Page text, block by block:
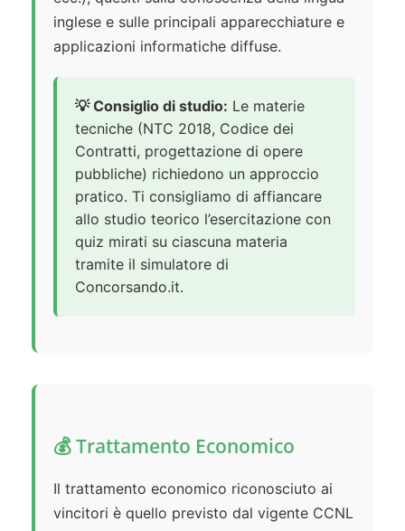
inglese e sulle principali apparecchiature e
applicazioni informatiche diffuse.
💡 Consiglio di studio: Le materie
tecniche (NTC 2018, Codice dei
Contratti, progettazione di opere
pubbliche) richiedono un approccio
pratico. Ti consigliamo di affiancare
allo studio teorico l’esercitazione con
quiz mirati su ciascuna materia
tramite il simulatore di
Concorsando.it.
💰 Trattamento Economico
Il trattamento economico riconosciuto ai
vincitori è quello previsto dal vigente CCNL